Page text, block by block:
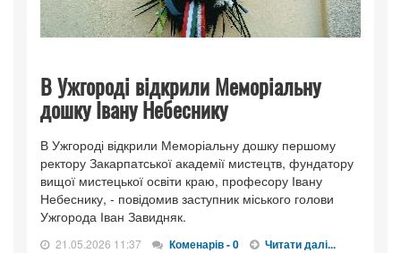
В Ужгороді відкрили Меморіальну
дошку Івану Небеснику
В Ужгороді відкрили Меморіальну дошку першому
ректору Закарпатської академії мистецтв, фундатору
вищої мистецької освіти краю, професору Івану
Небеснику, - повідомив заступник міського голови
Ужгорода Іван Завидняк.
21.05.2026 11:37 Коменарів - 0 Читати далі...